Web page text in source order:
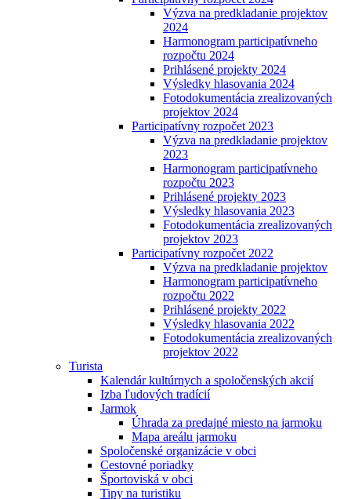
Výzva na predkladanie projektov
2024
Harmonogram participatívneho
rozpočtu 2024
Prihlásené projekty 2024
Výsledky hlasovania 2024
Fotodokumentácia zrealizovaných
projektov 2024
Participatívny rozpočet 2023
Výzva na predkladanie projektov
2023
Harmonogram participatívneho
rozpočtu 2023
Prihlásené projekty 2023
Výsledky hlasovania 2023
Fotodokumentácia zrealizovaných
projektov 2023
Participatívny rozpočet 2022
Výzva na predkladanie projektov
Harmonogram participatívneho
rozpočtu 2022
Prihlásené projekty 2022
Výsledky hlasovania 2022
Fotodokumentácia zrealizovaných
projektov 2022
Turista
Kalendár kultúrnych a spoločenských akcií
Izba ľudových tradícií
Jarmok
Úhrada za predajné miesto na jarmoku
Mapa areálu jarmoku
Spoločenské organizácie v obci
Cestovné poriadky
Športoviská v obci
Tipy na turistiku